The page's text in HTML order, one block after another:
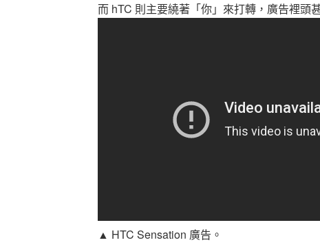
而 hTC 則主要繞著「你」來打轉，廣告裡頭
▲ HTC Sensation 廣告。